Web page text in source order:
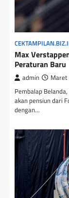
Max
Peraturan Baru
admin Maret
Pembalap
akan pensiun dari
dengan…